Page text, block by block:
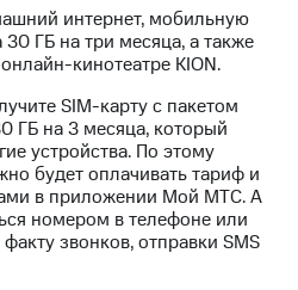
интернет, мобильную
ГБ на три месяца, а также
кинотеатре KION.
SIM-карту с пакетом
ГБ на 3 месяца, который
устройства. По этому
будет оплачивать тариф и
в приложении Мой МТС. А
номером в телефоне или
звонков, отправки SMS